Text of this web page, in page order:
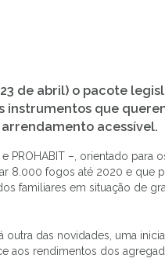
de abril) o pacote
instrumentos que
arrendamento acessível.
PROHABIT –, orientado para
8.000 fogos até 2020 e que
familiares em situação de
outra das novidades, uma
aos rendimentos dos